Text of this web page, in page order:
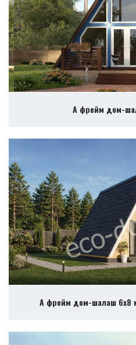
А фрейм дом-
А фрейм дом-шалаш